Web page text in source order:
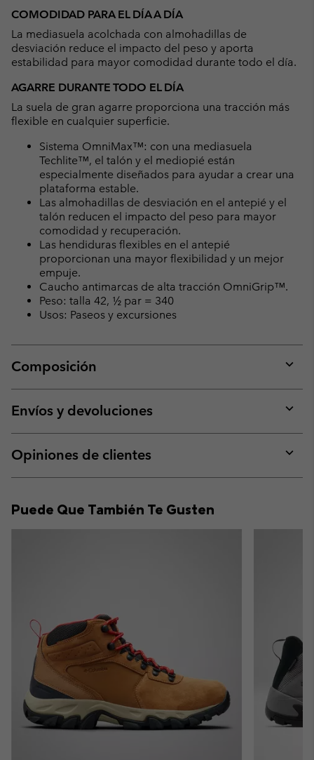
COMODIDAD PARA EL DÍA A DÍA
La mediasuela acolchada con almohadillas de
desviación reduce el impacto del peso y aporta
estabilidad para mayor comodidad durante todo el día.
AGARRE DURANTE TODO EL DÍA
La suela de gran agarre proporciona una tracción más
flexible en cualquier superficie.
Sistema OmniMax™: con una mediasuela
Techlite™, el talón y el mediopié están
especialmente diseñados para ayudar a crear una
plataforma estable.
Las almohadillas de desviación en el antepié y el
talón reducen el impacto del peso para mayor
comodidad y recuperación.
Las hendiduras flexibles en el antepié
proporcionan una mayor flexibilidad y un mejor
empuje.
Caucho antimarcas de alta tracción OmniGrip™.
Peso: talla 42, ½ par = 340
Usos: Paseos y excursiones
Composición
or
Envíos y devoluciones
or
Opiniones de clientes
or
Puede Que También Te Gusten